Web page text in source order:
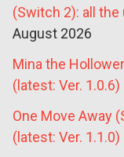
(Switch 2): all the
August 2026
Mina the
(latest: Ver. 1.0.6)
One Move Away
(latest: Ver. 1.1.0)